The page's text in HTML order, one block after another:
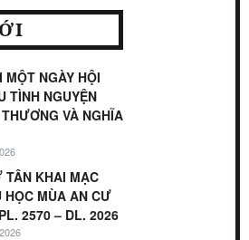
MỘT NGÀY HỘI
TÌNH NGUYỆN
VÀ NGHĨA
TÂN KHAI MẠC
HỌC MÙA AN CƯ
2570 – DL. 2026